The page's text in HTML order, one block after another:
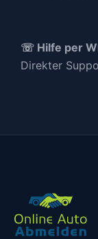
☏ Hilfe per
Direkter